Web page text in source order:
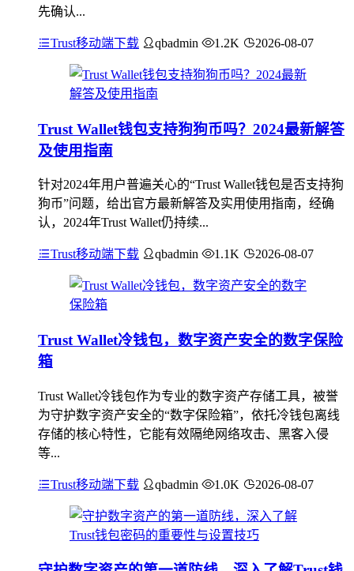
先确认...
Trust移动端下载 qbadmin 1.2K 2026-08-07
Trust Wallet钱包支持狗狗币吗？2024最新解答
及使用指南
针对2024年用户普遍关心的“Trust Wallet钱包是否支持狗
狗币”问题，给出官方最新解答及实用使用指南，经确
认，2024年Trust Wallet仍持续...
Trust移动端下载 qbadmin 1.1K 2026-08-07
Trust Wallet冷钱包，数字资产安全的数字保险
箱
Trust Wallet冷钱包作为专业的数字资产存储工具，被誉
为守护数字资产安全的“数字保险箱”，依托冷钱包离线
存储的核心特性，它能有效隔绝网络攻击、黑客入侵
等...
Trust移动端下载 qbadmin 1.0K 2026-08-07